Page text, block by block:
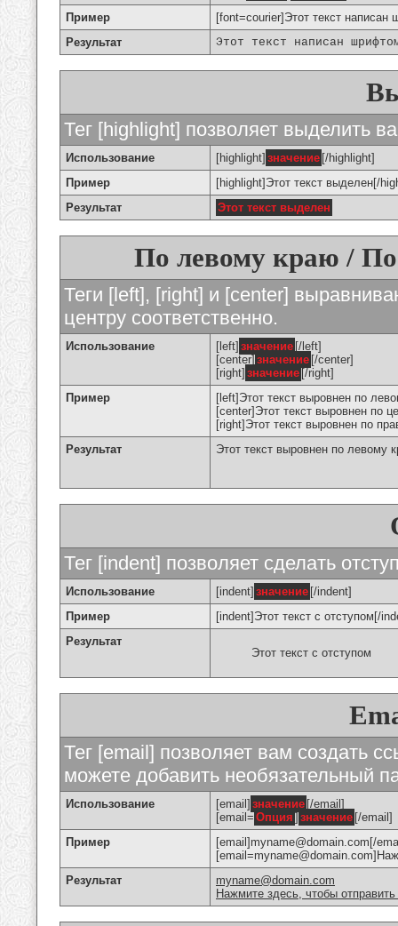
Пример
[font=courier]Этот текст
Результат
Этот текст написан
Тег [highlight] позволяет выделить
Использование [highlight] значение [/highlight]
Пример
[highlight]Этот текст выделен[/
Результат
Этот текст выделен
По левому краю /
Теги [left], [right] и [center]
центру соответственно.
Использование [left] значение [/left]
[center] значение [/center]
[right] значение [/right]
Пример
[left]Этот текст выровнен по
[center]Этот текст выровнен по
[right]Этот текст выровнен по
Результат
Этот текст выровнен по левому
Тег [indent] позволяет сделать
Использование [indent] значение [/indent]
Пример
[indent]Этот текст с отступом[/
Результат
Этот текст с отступом
Тег [email] позволяет вам создать
можете добавить необязательный
Использование [email] значение [/email]
[email= Опция ] значение [/email]
Пример
[email]myname@domain.com[/
Результат
myname@domain.com
Нажмите здесь, чтобы